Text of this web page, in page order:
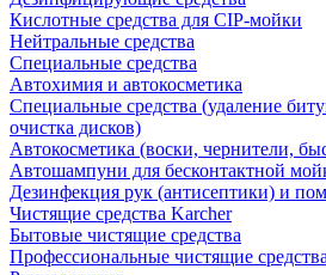
Кислотные средства для CIP-мойки
Нейтральные средства
Специальные средства
Автохимия и автокосметика
Специальные средства (удаление
очистка дисков)
Автокосметика (воски, чернители,
Автошампуни для бесконтактной
Дезинфекция рук (антисептики) и
Чистящие средства Karcher
Бытовые чистящие средства
Профессиональные чистящие средства